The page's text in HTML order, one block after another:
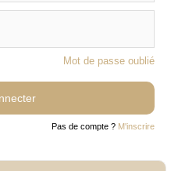
Mot de passe oublié
Pas de compte ? M'inscrire